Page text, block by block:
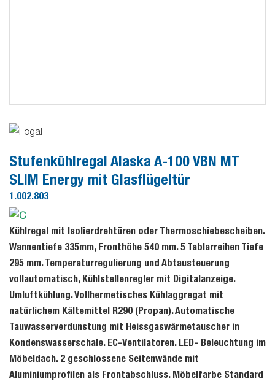
Stufenkühlregal Alaska A-100 VBN MT
SLIM Energy mit Glasflügeltür
1.002.803
Kühlregal mit Isolierdrehtüren oder Thermoschiebescheiben.
Wannentiefe 335mm, Fronthöhe 540 mm. 5 Tablarreihen Tiefe
295 mm. Temperaturregulierung und Abtausteuerung
vollautomatisch, Kühlstellenregler mit Digitalanzeige.
Umluftkühlung. Vollhermetisches Kühlaggregat mit
natürlichem Kältemittel R290 (Propan). Automatische
Tauwasserverdunstung mit Heissgaswärmetauscher in
Kondenswasserschale. EC-Ventilatoren. LED- Beleuchtung im
Möbeldach. 2 geschlossene Seitenwände mit
Aluminiumprofilen als Frontabschluss. Möbelfarbe Standard